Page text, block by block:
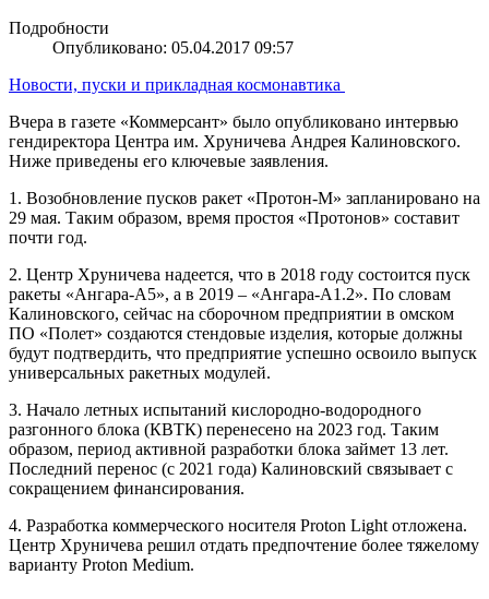
Подробности
Опубликовано: 05.04.2017 09:57
Новости, пуски и прикладная космонавтика
Вчера в газете «Коммерсант» было опубликовано интервью
гендиректора Центра им. Хруничева Андрея Калиновского.
Ниже приведены его ключевые заявления.
1. Возобновление пусков ракет «Протон-М» запланировано на
29 мая. Таким образом, время простоя «Протонов» составит
почти год.
2. Центр Хруничева надеется, что в 2018 году состоится пуск
ракеты «Ангара-А5», а в 2019 – «Ангара-А1.2». По словам
Калиновского, сейчас на сборочном предприятии в омском
ПО «Полет» создаются стендовые изделия, которые должны
будут подтвердить, что предприятие успешно освоило выпуск
универсальных ракетных модулей.
3. Начало летных испытаний кислородно-водородного
разгонного блока (КВТК) перенесено на 2023 год. Таким
образом, период активной разработки блока займет 13 лет.
Последний перенос (с 2021 года) Калиновский связывает с
сокращением финансирования.
4. Разработка коммерческого носителя Proton Light отложена.
Центр Хруничева решил отдать предпочтение более тяжелому
варианту Proton Medium.